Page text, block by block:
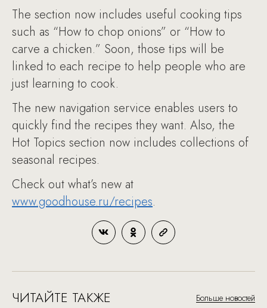
The section now includes useful cooking tips
such as “How to chop onions” or “How to
carve a chicken.” Soon, those tips will be
linked to each recipe to help people who are
just learning to cook.
The new navigation service enables users to
quickly find the recipes they want. Also, the
Hot Topics section now includes collections of
seasonal recipes.
Check out what’s new at
www.goodhouse.ru/recipes.
ЧИТАЙТЕ ТАКЖЕ Больше новостей